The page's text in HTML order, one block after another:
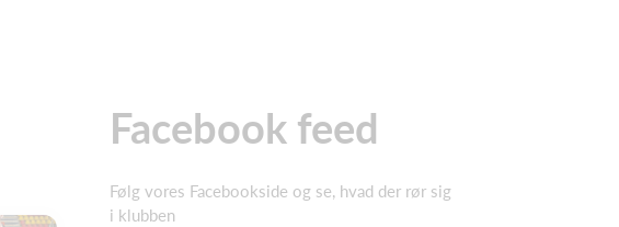
Facebook feed
Følg vores Facebookside og se, hvad der rør sig
i klubben